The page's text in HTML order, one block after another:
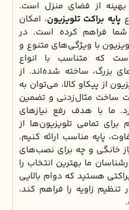
بهینه از فضای منزل است.
پایه براکت تلویزیون، امکان
شما فراهم کرده است. در
با ویژگی‌های متنوع و
که متناسب با انواع
بزرگ، ساخته شده‌اند. از
از پیکاو کالا، می‌توان به
ساخت مثال‌زدنی و تضمین
ما با هدف رفع نیازهای
تمامی تلویزیون‌ها از
پایه مناسب ارائه کنیم.
خانگی و چه برای نصب‌های
ما بهترین انتخاب را
هستید که دوام بالایی
زاویه را فراهم کند،